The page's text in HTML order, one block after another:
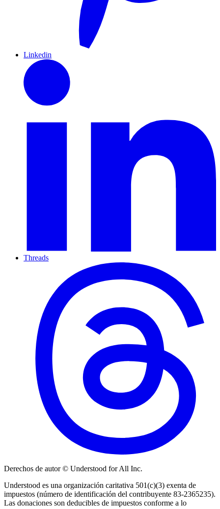
Linkedin
Threads
Derechos de autor © Understood for All Inc.
Understood es una organización caritativa 501(c)(3) exenta de
impuestos (número de identificación del contribuyente 83-2365235).
Las donaciones son deducibles de impuestos conforme a lo